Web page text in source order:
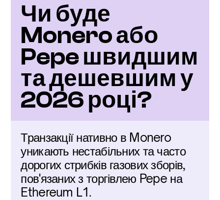
Чи буде
Monero або
Pepe швидшим
та дешевшим у
2026 році?
Транзакції нативно в Monero
уникають нестабільних та часто
дорогих стрибків газових зборів,
пов'язаних з торгівлею Pepe на
Ethereum L1.